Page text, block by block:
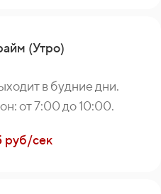
(Утро)
в будние дни.
от 7:00 до 10:00.
руб/сек